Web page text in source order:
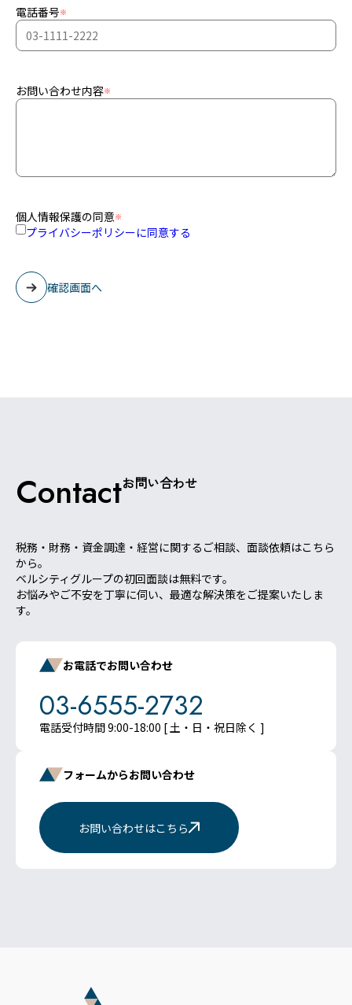
電話番号※
お問い合わせ内容※
個人情報保護の同意※
プライバシーポリシーに同意する
確認画面へ
Contactお問い合わせ
税務・財務・資金調達・経営に関するご相談、面談依頼はこちら
から。
ベルシティグループの初回面談は無料です。
お悩みやご不安を丁寧に伺い、最適な解決策をご提案いたしま
す。
お電話でお問い合わせ
03-6555-2732
電話受付時間 9:00-18:00 [ 土・日・祝日除く ]
フォームからお問い合わせ
お問い合わせはこちら